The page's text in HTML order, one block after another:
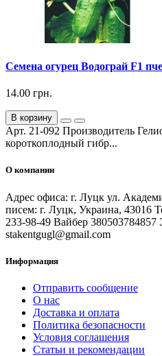
Семена огурец Водограй F1
14.00 грн.
В корзину
Арт. 21-092 Производитель
короткоплодный гибр...
О компании
Адрес офиса: г. Луцк ул.
писем: г. Луцк, Украина, 43016
233-98-49 Вайбер 380503784857
stakentgugl@gmail.com
Информация
Отправить сообщение
О нас
Доставка и оплата
Политика безопасности
Условия соглашения
Статьи и рекомендации